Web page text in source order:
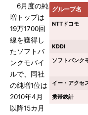
グループ名
NTTドコモ
KDDI
ソフトバンク
イー・アクセ
携帯総計
6月度の純
増トップは
19万1700回
線を獲得し
たソフトバ
ンクモバイ
ルで、同社
の純増1位は
2010年4月
以降15カ月